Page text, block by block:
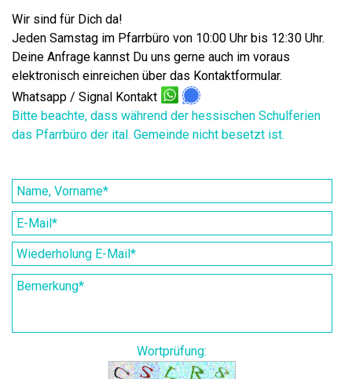
Wir sind für Dich da!
Jeden Samstag im Pfarrbüro von 10:00 Uhr bis 12:30 Uhr.
Deine Anfrage kannst Du uns gerne auch im voraus
elektronisch einreichen über das Kontaktformular.
Whatsapp / Signal Kontakt
Bitte beachte, dass während der hessischen Schulferien
das Pfarrbüro der ital. Gemeinde nicht besetzt ist.
Wortprüfung: